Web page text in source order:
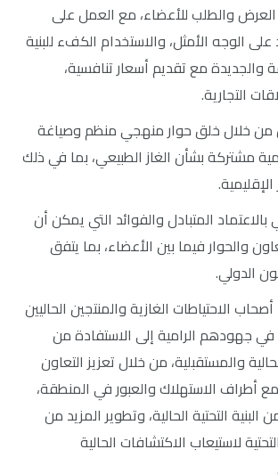
والطلب للأعضاء، مع العمل على
على الوجه الأمثل، والاستخدام الكفء للبنية
والجديدة مع تقديم أسعار تنافسية،
التجارية.
من خلال خلق حوار منهجي منظم وصياغة
مشتركة بشأن الغاز الطبيعي، بما في ذلك
المتبادل والفوائد التي يمكن أن
والحوار فيما بين الأعضاء، بما يتفق
الدولي.
الاحتياطات الغازية والمنتجين الحاليين
جهودهم الرامية إلى الاستفادة من
والمستقبلية، من خلال تعزيز التعاون
أطراف الاستهلاك والعبور في المنطقة،
البنية التحتية الحالية، وتطوير المزيد من
لاستيعاب الاكتشافات الحالية